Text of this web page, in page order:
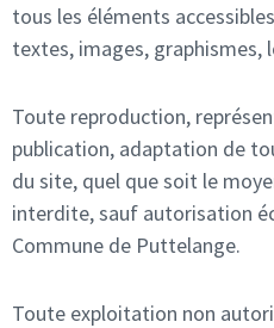
tous les éléments
textes, images, graphismes,
Toute reproduction,
publication, adaptation de
du site, quel que soit le
interdite, sauf autorisation
Commune de Puttelange.
Toute exploitation non